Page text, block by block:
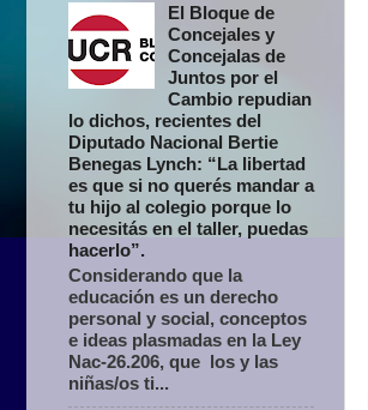
El Bloque de
Concejales y
Concejalas de
Juntos por el
Cambio repudian
lo dichos, recientes del
Diputado Nacional Bertie
Benegas Lynch: “La libertad
es que si no querés mandar a
tu hijo al colegio porque lo
necesitás en el taller, puedas
hacerlo”.
Considerando que la
educación es un derecho
personal y social, conceptos
e ideas plasmadas en la Ley
Nac-26.206, que los y las
niñas/os ti...